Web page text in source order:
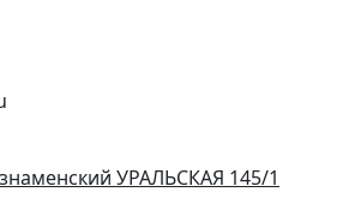
УРАЛЬСКАЯ 145/1